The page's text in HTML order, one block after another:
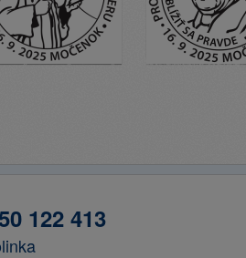
122 413